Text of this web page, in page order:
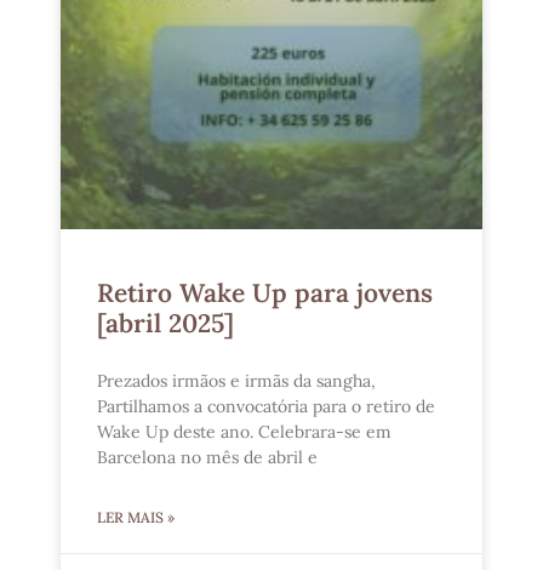
Retiro Wake Up para jovens
[abril 2025]
Prezados irmãos e irmãs da sangha,
Partilhamos a convocatória para o retiro de
Wake Up deste ano. Celebrara-se em
Barcelona no mês de abril e
LER MAIS »